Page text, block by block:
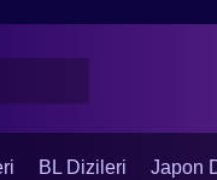
BL Dizileri Japon